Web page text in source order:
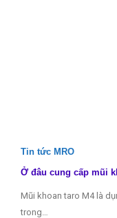
Tin tức MRO
Ở đâu cung cấp mũi
Mũi khoan taro M4 là
trong…